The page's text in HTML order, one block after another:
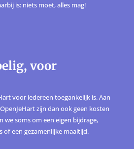
is: niets moet, alles mag!
voor
voor iedereen toegankelijk is. Aan
zijn dan ook geen kosten
we soms om een eigen bijdrage,
of een gezamenlijke maaltijd.